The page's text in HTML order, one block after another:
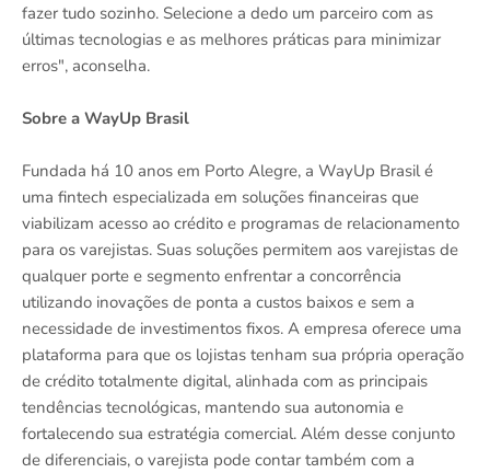
fazer tudo sozinho. Selecione a dedo um parceiro com as
últimas tecnologias e as melhores práticas para minimizar
erros", aconselha.
Sobre a WayUp Brasil
Fundada há 10 anos em Porto Alegre, a WayUp Brasil é
uma fintech especializada em soluções financeiras que
viabilizam acesso ao crédito e programas de relacionamento
para os varejistas. Suas soluções permitem aos varejistas de
qualquer porte e segmento enfrentar a concorrência
utilizando inovações de ponta a custos baixos e sem a
necessidade de investimentos fixos. A empresa oferece uma
plataforma para que os lojistas tenham sua própria operação
de crédito totalmente digital, alinhada com as principais
tendências tecnológicas, mantendo sua autonomia e
fortalecendo sua estratégia comercial. Além desse conjunto
de diferenciais, o varejista pode contar também com a